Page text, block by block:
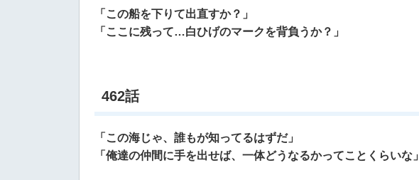
「この船を下りて出直すか？」
「ここに残って…白ひげのマークを背負うか？」
462話
「この海じゃ、誰もが知ってるはずだ」
「俺達の仲間に手を出せば、一体どうなるかってことくらいな」